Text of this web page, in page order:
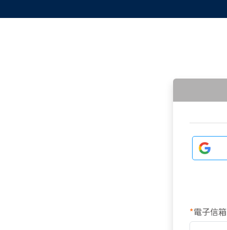
*電子信箱